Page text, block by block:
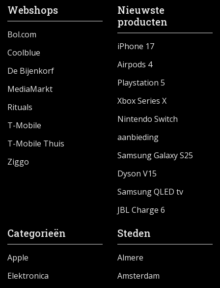
Webshops
Bol.com
Coolblue
De Bijenkorf
MediaMarkt
Rituals
T-Mobile
T-Mobile Thuis
Ziggo
Nieuwste
producten
iPhone 17
Airpods 4
Playstation 5
Xbox Series X
Nintendo Switch
aanbieding
Samsung Galaxy S25
Dyson V15
Samsung QLED tv
JBL Charge 6
Categorieën
Apple
Elektronica
Steden
Almere
Amsterdam